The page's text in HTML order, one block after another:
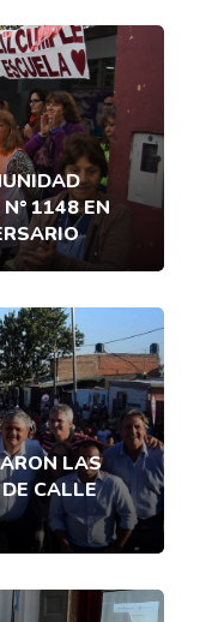
1148 EN
LAS
CALLE